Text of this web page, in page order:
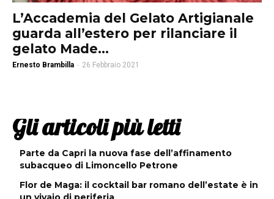
L’Accademia del Gelato Artigianale
guarda all’estero per rilanciare il
gelato Made...
Ernesto Brambilla - 26 Febbraio 2021
Gli articoli più letti
Parte da Capri la nuova fase dell’affinamento
subacqueo di Limoncello Petrone
Flor de Maga: il cocktail bar romano dell’estate è in